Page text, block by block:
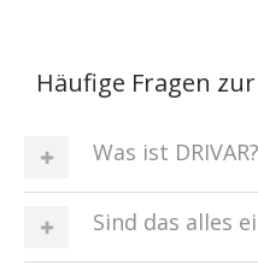
Häufige Fragen
Was ist DRIVAR?
Sind das alles